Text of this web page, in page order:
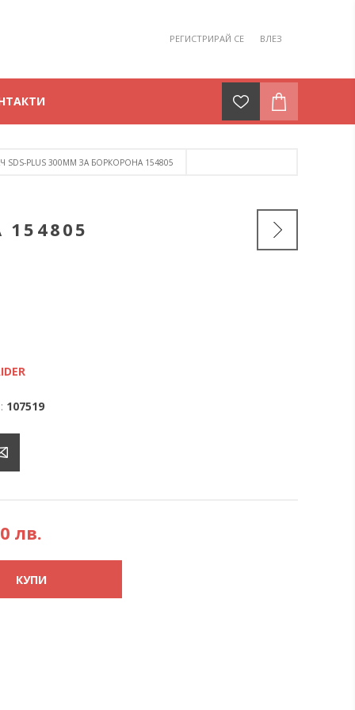
РЕГИСТРИРАЙ СЕ ВЛЕЗ
SDS-PLUS 300MM ЗА БОРКОРОНА 154805
107519
лв.